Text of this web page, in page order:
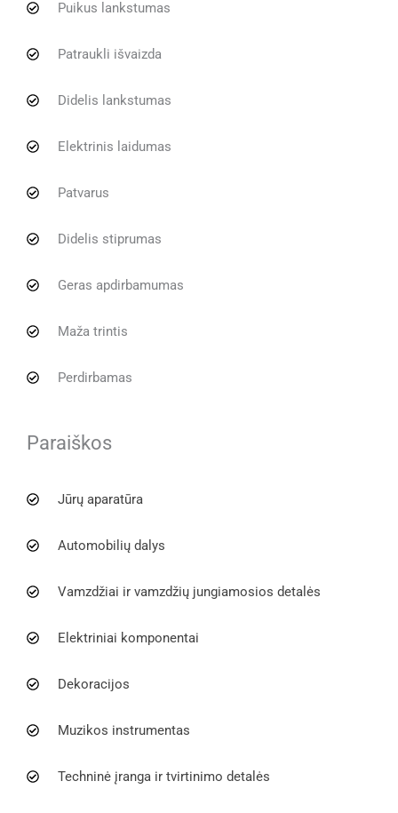
Puikus lankstumas
Patraukli išvaizda
Didelis lankstumas
Elektrinis laidumas
Patvarus
Didelis stiprumas
Geras apdirbamumas
Maža trintis
Perdirbamas
Paraiškos
Jūrų aparatūra
Automobilių dalys
Vamzdžiai ir vamzdžių jungiamosios detalės
Elektriniai komponentai
Dekoracijos
Muzikos instrumentas
Techninė įranga ir tvirtinimo detalės